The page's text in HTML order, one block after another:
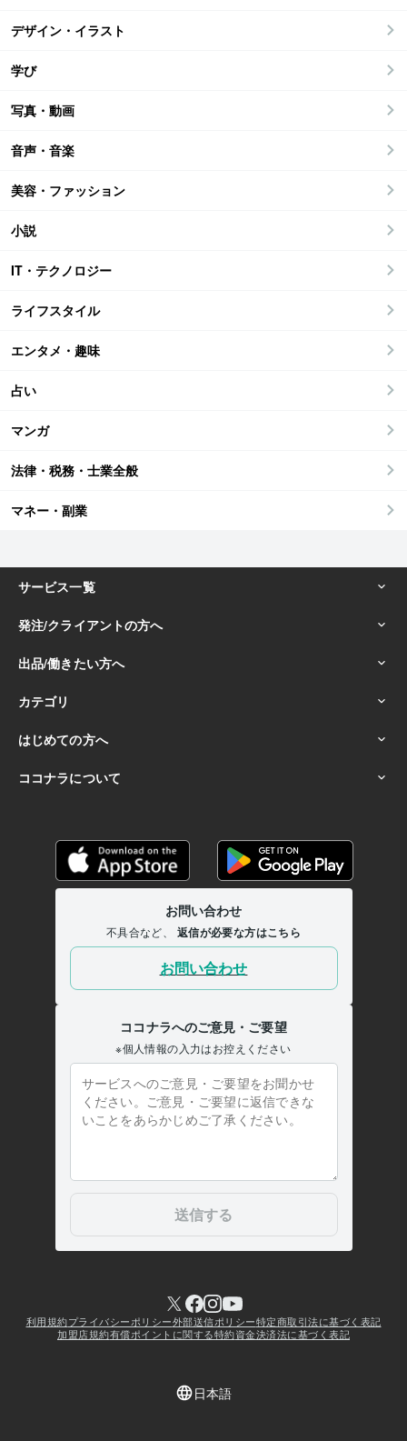
デザイン・イラスト
学び
写真・動画
音声・音楽
美容・ファッション
小説
IT・テクノロジー
ライフスタイル
エンタメ・趣味
占い
マンガ
法律・税務・士業全般
マネー・副業